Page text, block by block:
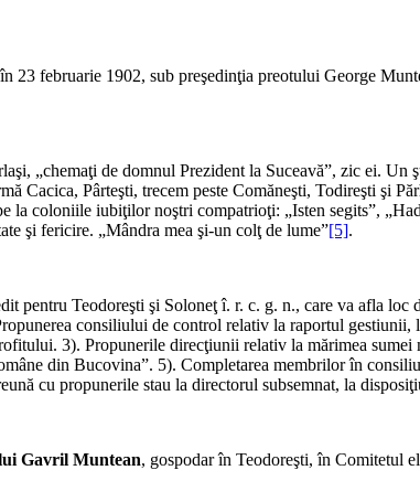
23 februarie 1902, sub preşedinţia preotului George
„chemaţi de domnul Prezident la Suceavă”, zic ei.
Cacica, Pârteşti, trecem peste Comăneşti, Todireşti şi
la coloniile iu­biţilor noştri compatrioţi: „Isten segits”,
şi fericire. „Mândra mea şi-un colţ de lume”[5].
pentru Teodoreşti şi Soloneţ î. r. c. g. n., care va afla
consiliului de control relativ la raportul
3). Propunerile direcţiunii relativ la mărimea
din Bucovina”. 5). Completarea membrilor în
cu propunerile stau la directorul subsemnat, la
Gavril Muntean, gospodar în Teodoreşti, în Comitetul